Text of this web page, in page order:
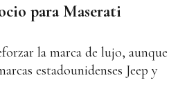
para Maserati
la marca de lujo, aunque
estadounidenses Jeep y